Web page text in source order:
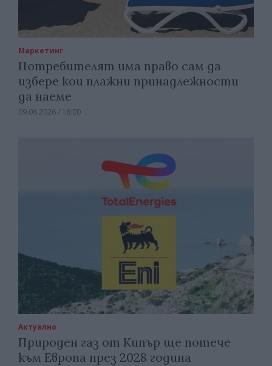
Маркетинг
Потребителят има право сам да
избере кои плажни принадлежности
да наеме
09.08.2026 / 18:00
Актуално
Природен газ от Кипър ще потече
към Европа през 2028 година